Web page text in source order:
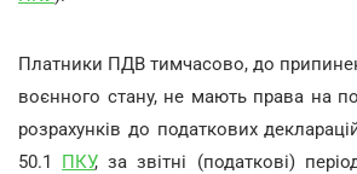
Платники ПДВ тимчасово, до
воєнного стану, не мають права на
розрахунків до податкових
50.1 ПКУ, за звітні (податкові)